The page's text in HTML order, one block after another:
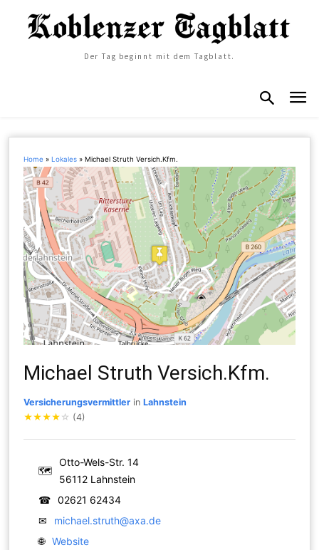
Der Tag beginnt mit dem Tagblatt.
Home »Lokales »Michael Struth Versich.Kfm.
Michael Struth Versich.Kfm.
Versicherungsvermittler inLahnstein
★★★★ ☆ (4)
🗺
Otto-Wels-Str. 14
56112 Lahnstein
☎
02621 62434
✉
michael.struth@axa.de
🌐 Website